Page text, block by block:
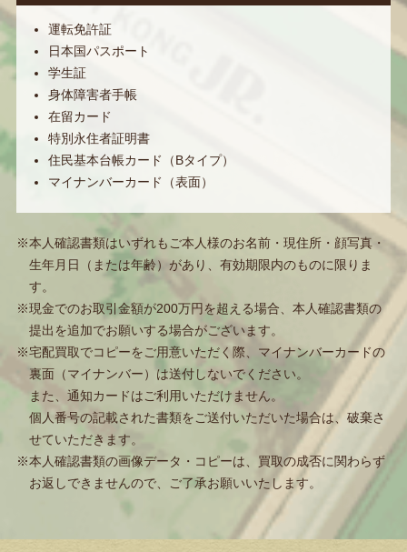
運転免許証
日本国パスポート
学生証
身体障害者手帳
在留カード
特別永住者証明書
住民基本台帳カード（Bタイプ）
マイナンバーカード（表面）
※本人確認書類はいずれもご本人様のお名前・現住所・顔写真・
生年月日（または年齢）があり、有効期限内のものに限りま
す。
※現金でのお取引金額が200万円を超える場合、本人確認書類の
提出を追加でお願いする場合がございます。
※宅配買取でコピーをご用意いただく際、マイナンバーカードの
裏面（マイナンバー）は送付しないでください。
また、通知カードはご利用いただけません。
個人番号の記載された書類をご送付いただいた場合は、破棄さ
せていただきます。
※本人確認書類の画像データ・コピーは、買取の成否に関わらず
お返しできませんので、ご了承お願いいたします。